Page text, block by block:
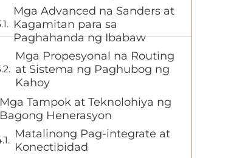
Mga Advanced na Sanders at
Kagamitan para sa
Paghahanda ng Ibabaw
Mga Propesyonal na Routing
at Sistema ng Paghubog ng
Kahoy
Mga Tampok at Teknolohiya ng
Bagong Henerasyon
Matalinong Pag-integrate at
Konectibidad